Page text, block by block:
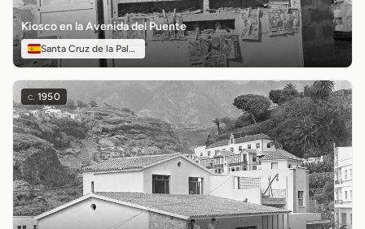
Kiosco en la Avenida del Puente
Santa Cruz de la Palma
c. 1950